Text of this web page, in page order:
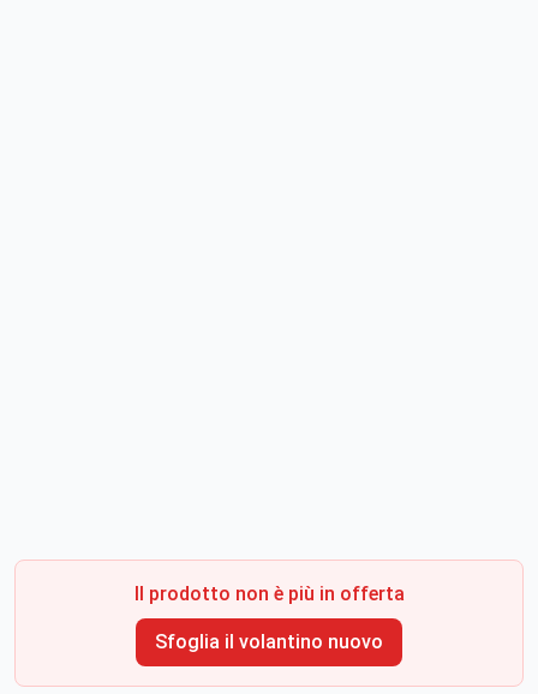
Il prodotto non è più in offerta
Sfoglia il volantino nuovo